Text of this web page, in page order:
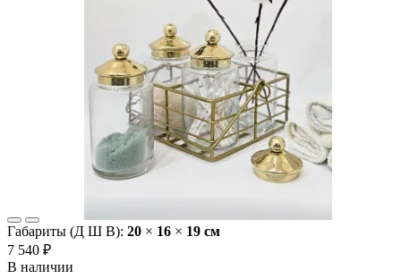
Габариты (Д Ш В): 20 × 16 × 19 cм
7 540 ₽
В наличии